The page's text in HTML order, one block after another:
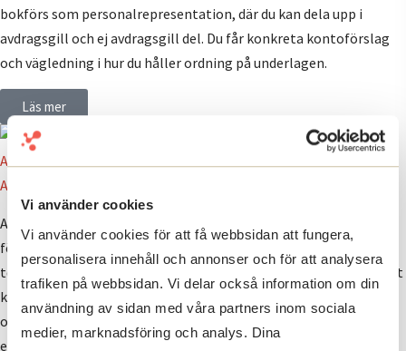
Vi använder cookies
Vi använder cookies för att få webbsidan att fungera,
personalisera innehåll och annonser och för att analysera
trafiken på webbsidan. Vi delar också information om din
användning av sidan med våra partners inom sociala
medier, marknadsföring och analys. Dina
bokförs som personalrepresentation, där du kan dela upp i
avdragsgill och ej avdragsgill del. Du får konkreta kontoförslag
och vägledning i hur du håller ordning på underlagen.
Läs mer
AI som företagare – vad behöver du veta?
AI som företagare – vad behöver du veta?
AI kan användas som ett praktiskt stöd i vardagen för dig som
företagare: automatisera administrativa uppgifter, få hjälp med
text och innehåll, och använda data som beslutsunderlag. För att
komma i gång räcker det ofta att börja i liten skala och välja ett
område som tar mycket tid, som kundsupport, marknadsföring
eller ekonomi. Resultatet beror mycket på hur du skriver din